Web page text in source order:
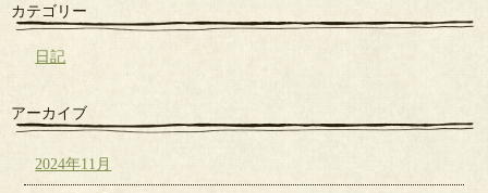
カテゴリー
日記
アーカイブ
2024年11月